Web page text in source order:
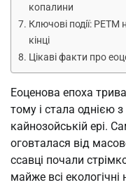
копалини
Ключові події:
кінці
Цікаві факти про
Еоценова епоха
тому і стала однією
кайнозойській ері.
оговталася від
ссавці почали
майже всі